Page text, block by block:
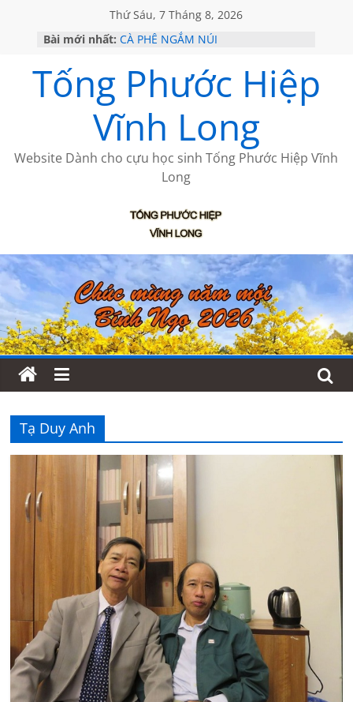
Thứ Sáu, 7 Tháng 8, 2026
Bài mới nhất: CÀ PHÊ NGẮM NÚI
HỌC SỬ HỒI XƯA
MỘT ĐỜI ĐI QUA NHỮNG TRANG
SÁCH
BẤT CHỢT CỦA CHÂU LỆ DUNG
Tống Phước Hiệp
Vĩnh Long
Website Dành cho cựu học sinh Tống Phước Hiệp Vĩnh
Long
Tạ Duy Anh